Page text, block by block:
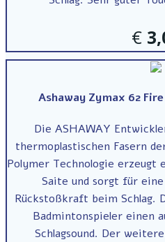
€
Ashaway Zymax 62
Die ASHAWAY
thermoplastischen Fasern
Polymer Technologie
Saite und sorgt für
Rückstoßkraft beim Schlag.
Badmintonspieler einen
Schlagsound. Der